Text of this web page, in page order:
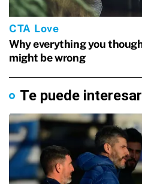
Te puede interesar